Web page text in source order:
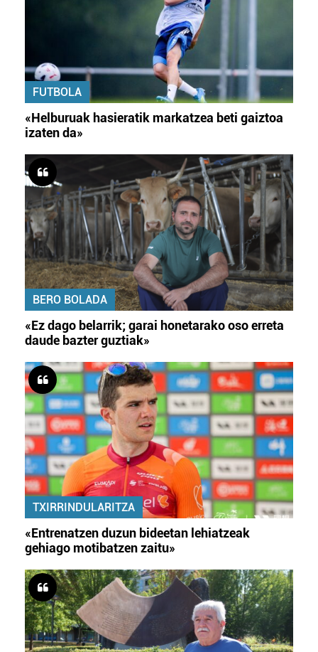
FUTBOLA
«Helburuak hasieratik markatzea beti gaiztoa
izaten da»
BERO BOLADA
«Ez dago belarrik; garai honetarako oso erreta
daude bazter guztiak»
TXIRRINDULARITZA
«Entrenatzen duzun bideetan lehiatzeak
gehiago motibatzen zaitu»